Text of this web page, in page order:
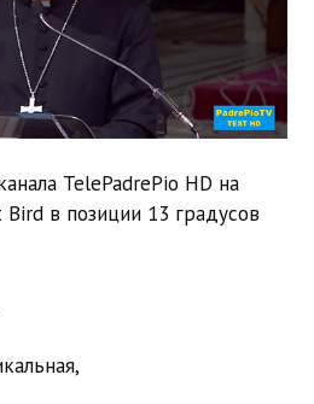
TelePadrePio HD на
в позиции 13 градусов